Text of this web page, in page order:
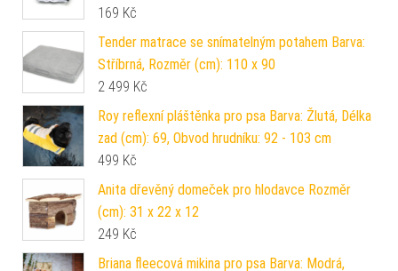
169 Kč
Tender matrace se snímatelným potahem Barva:
Stříbrná, Rozměr (cm): 110 x 90
2 499 Kč
Roy reflexní pláštěnka pro psa Barva: Žlutá, Délka
zad (cm): 69, Obvod hrudníku: 92 - 103 cm
499 Kč
Anita dřevěný domeček pro hlodavce Rozměr
(cm): 31 x 22 x 12
249 Kč
Briana fleecová mikina pro psa Barva: Modrá,